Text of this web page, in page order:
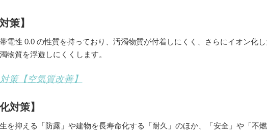
策】
電性 0.0 の性質を持っており、汚濁物質が付着しにくく、さらにイオン化
物質を浮遊しにくくします。
策【空気質改善】
対策】
を抑える「防露」や建物を長寿命化する「耐久」のほか、「安全」や「不